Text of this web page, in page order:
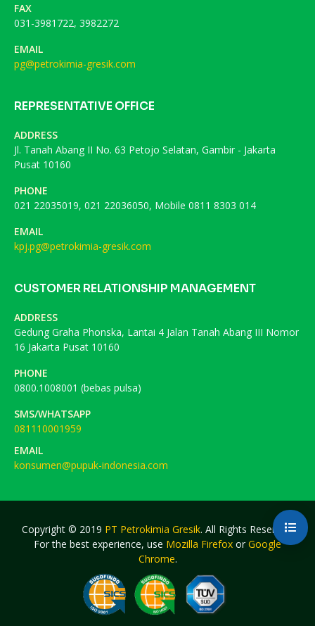
FAX
031-3981722, 3982272
EMAIL
pg@petrokimia-gresik.com
REPRESENTATIVE OFFICE
ADDRESS
Jl. Tanah Abang II No. 63 Petojo Selatan, Gambir - Jakarta
Pusat 10160
PHONE
021 22035019, 021 22036050, Mobile 0811 8303 014
EMAIL
kpj.pg@petrokimia-gresik.com
CUSTOMER RELATIONSHIP MANAGEMENT
ADDRESS
Gedung Graha Phonska, Lantai 4 Jalan Tanah Abang III Nomor
16 Jakarta Pusat 10160
PHONE
0800.1008001 (bebas pulsa)
SMS/WHATSAPP
081110001959
EMAIL
konsumen@pupuk-indonesia.com
Copyright © 2019 PT Petrokimia Gresik. All Rights Reserved.
For the best experience, use Mozilla Firefox or Google
Chrome.